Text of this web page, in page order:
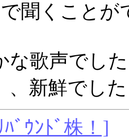
で聞くこと
な歌声でし
、新鮮でし
ﾞｳﾝﾄﾞ株！]